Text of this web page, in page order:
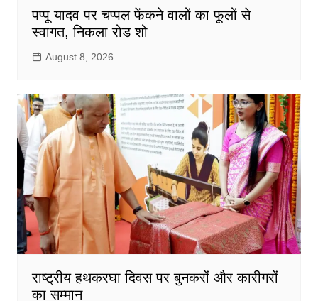
पप्पू यादव पर चप्पल फेंकने वालों का फूलों से
स्वागत, निकला रोड शो
August 8, 2026
राष्ट्रीय हथकरघा दिवस पर बुनकरों और कारीगरों
का सम्मान